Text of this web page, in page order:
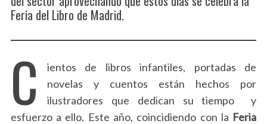
Feria del Libro de Madrid.
C
ientos de libros infantiles, portadas de
novelas y cuentos están hechos por
ilustradores que dedican su tiempo y
esfuerzo a ello. Este año, coincidiendo con la Feria